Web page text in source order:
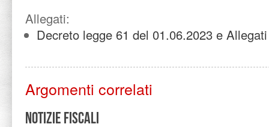
Allegati:
Decreto legge 61 del 01.06.2023 e
Argomenti correlati
Notizie Fiscali